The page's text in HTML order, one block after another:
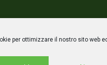
per ottimizzare il nostro sito web